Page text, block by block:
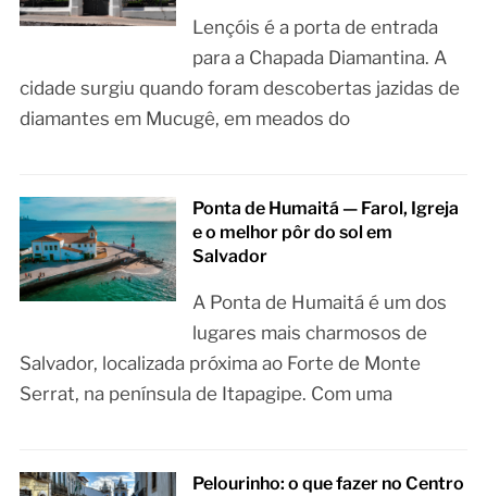
Lençóis é a porta de entrada
para a Chapada Diamantina. A
cidade surgiu quando foram descobertas jazidas de
diamantes em Mucugê, em meados do
Ponta de Humaitá — Farol, Igreja
e o melhor pôr do sol em
Salvador
A Ponta de Humaitá é um dos
lugares mais charmosos de
Salvador, localizada próxima ao Forte de Monte
Serrat, na península de Itapagipe. Com uma
Pelourinho: o que fazer no Centro